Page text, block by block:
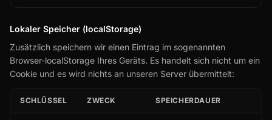
Lokaler Speicher (localStorage)
Zusätzlich speichern wir einen Eintrag im sogenannten
Browser-localStorage Ihres Geräts. Es handelt sich nicht um ein
Cookie und es wird nichts an unseren Server übermittelt:
SCHLÜSSEL ZWECK SPEICHERDAUER